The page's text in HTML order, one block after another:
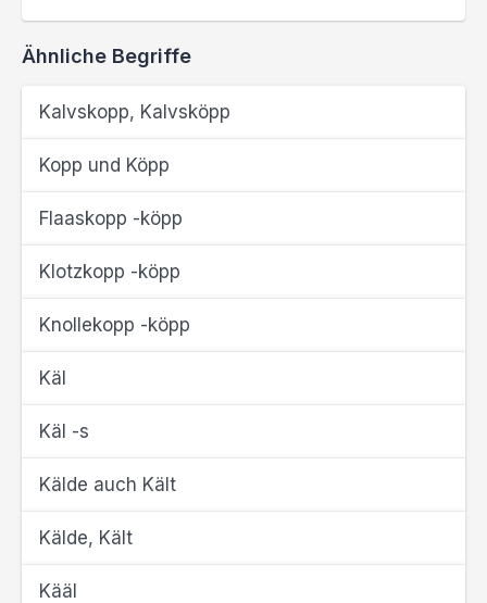
Ähnliche Begriffe
Kalvskopp, Kalvsköpp
Kopp und Köpp
Flaaskopp -köpp
Klotzkopp -köpp
Knollekopp -köpp
Käl
Käl -s
Kälde auch Kält
Kälde, Kält
Kääl